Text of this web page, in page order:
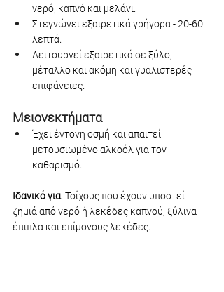
νερό, καπνό και μελάνι.
Στεγνώνει εξαιρετικά γρήγορα - 20-60
λεπτά.
Λειτουργεί εξαιρετικά σε ξύλο,
μέταλλο και ακόμη και γυαλιστερές
επιφάνειες.
Μειονεκτήματα
Έχει έντονη οσμή και απαιτεί
μετουσιωμένο αλκοόλ για τον
καθαρισμό.
Ιδανικό για: Τοίχους που έχουν υποστεί
ζημιά από νερό ή λεκέδες καπνού, ξύλινα
έπιπλα και επίμονους λεκέδες.